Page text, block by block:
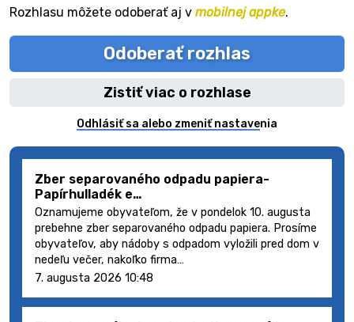
Rozhlasu môžete odoberať aj v mobilnej appke.
Odoberať rozhlas
Zistiť viac o rozhlase
Odhlásiť sa alebo zmeniť nastavenia
Zber separovaného odpadu papiera-
Papírhulladék e…
Oznamujeme obyvateľom, že v pondelok 10. augusta
prebehne zber separovaného odpadu papiera. Prosíme
obyvateľov, aby nádoby s odpadom vyložili pred dom v
nedeľu večer, nakoľko firma…
7. augusta 2026 10:48